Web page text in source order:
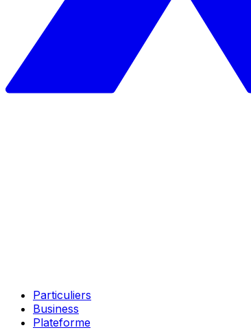
Particuliers
Business
Plateforme